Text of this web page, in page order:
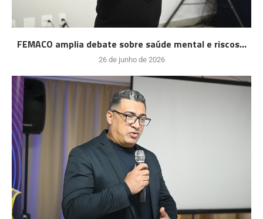
FEMACO amplia debate sobre saúde mental e riscos...
26 de junho de 2026